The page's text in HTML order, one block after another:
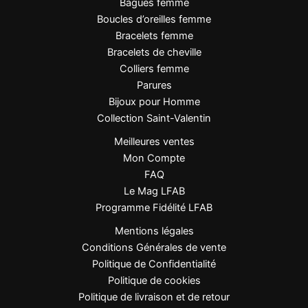
Bagues femme
Boucles d’oreilles femme
Bracelets femme
Bracelets de cheville
Colliers femme
Parures
Bijoux pour Homme
Collection Saint-Valentin
Meilleures ventes
Mon Compte
FAQ
Le Mag LFAB
Programme Fidélité LFAB
Mentions légales
Conditions Générales de vente
Politique de Confidentialité
Politique de cookies
Politique de livraison et de retour